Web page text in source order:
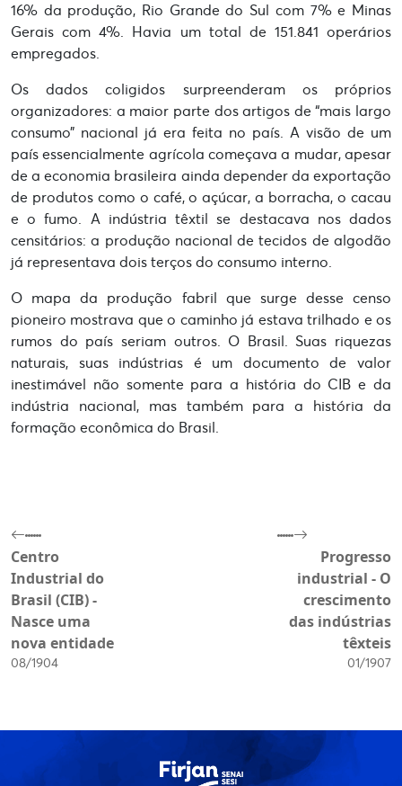
16% da produção, Rio Grande do Sul com 7% e Minas
Gerais com 4%. Havia um total de 151.841 operários
empregados.
Os dados coligidos surpreenderam os próprios
organizadores: a maior parte dos artigos de “mais largo
consumo” nacional já era feita no país. A visão de um
país essencialmente agrícola começava a mudar, apesar
de a economia brasileira ainda depender da exportação
de produtos como o café, o açúcar, a borracha, o cacau
e o fumo. A indústria têxtil se destacava nos dados
censitários: a produção nacional de tecidos de algodão
já representava dois terços do consumo interno.
O mapa da produção fabril que surge desse censo
pioneiro mostrava que o caminho já estava trilhado e os
rumos do país seriam outros. O Brasil. Suas riquezas
naturais, suas indústrias é um documento de valor
inestimável não somente para a história do CIB e da
indústria nacional, mas também para a história da
formação econômica do Brasil.
Centro
Industrial do
Brasil (CIB) -
Nasce uma
nova entidade
08/1904
Progresso
industrial - O
crescimento
das indústrias
têxteis
01/1907